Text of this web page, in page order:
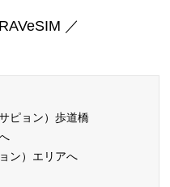
／
ピョン）歩道橋
ン）エリアへ